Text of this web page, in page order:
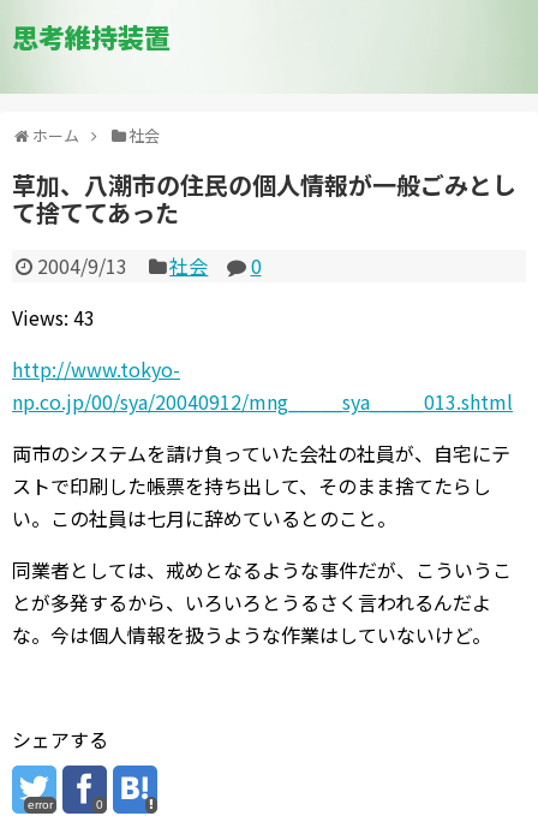
思考維持装置
ホーム 社会
草加、八潮市の住民の個人情報が一般ごみとし
て捨ててあった
2004/9/13 社会
0
Views: 43
http://www.tokyo-
np.co.jp/00/sya/20040912/mng_____sya_____013.shtml
両市のシステムを請け負っていた会社の社員が、自宅にテ
ストで印刷した帳票を持ち出して、そのまま捨てたらし
い。この社員は七月に辞めているとのこと。
同業者としては、戒めとなるような事件だが、こういうこ
とが多発するから、いろいろとうるさく言われるんだよ
な。今は個人情報を扱うような作業はしていないけど。
シェアする
error 0